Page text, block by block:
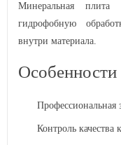
Минеральная плита
гидрофобную
внутри материала.
Особенности
Профессиональная
Контроль